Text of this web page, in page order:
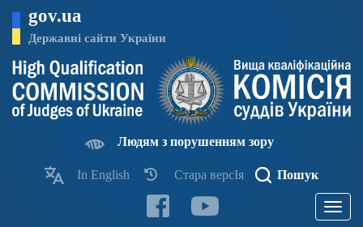
основного
матеріалу
gov.ua
Державні сайти України
Людям з порушенням зору
In English Стара версІя Пошук
Toggle